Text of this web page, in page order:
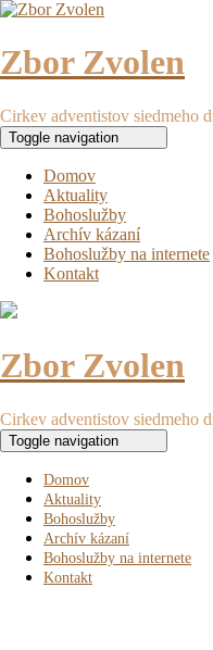
Zbor Zvolen
Cirkev adventistov siedmeho
Toggle navigation
Domov
Aktuality
Bohoslužby
Archív kázaní
Bohoslužby na internete
Kontakt
Zbor Zvolen
Cirkev adventistov siedmeho
Toggle navigation
Domov
Aktuality
Bohoslužby
Archív kázaní
Bohoslužby na internete
Kontakt